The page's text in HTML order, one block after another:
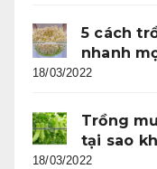
5 cách
nhanh
18/03/2022
Trồng
tại sao
18/03/2022